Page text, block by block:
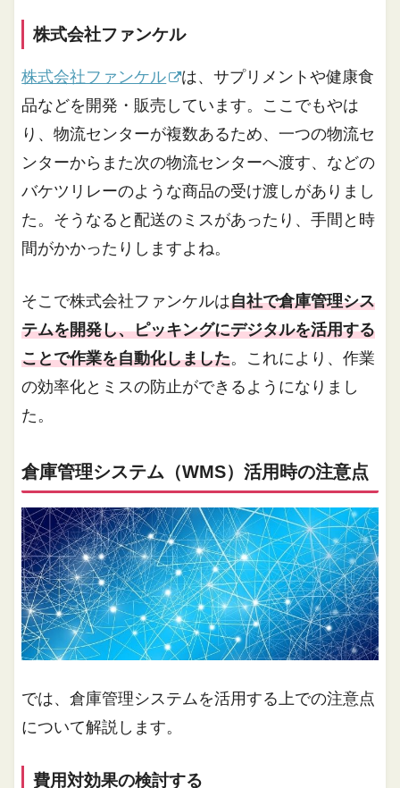
株式会社ファンケル
株式会社ファンケル
は、サプリメントや健康食
品などを開発・販売しています。ここでもやは
り、物流センターが複数あるため、一つの物流セ
ンターからまた次の物流センターへ渡す、などの
バケツリレーのような商品の受け渡しがありまし
た。そうなると配送のミスがあったり、手間と時
間がかかったりしますよね。
そこで株式会社ファンケルは自社で倉庫管理シス
テムを開発し、ピッキングにデジタルを活用する
ことで作業を自動化しました。これにより、作業
の効率化とミスの防止ができるようになりまし
た。
倉庫管理システム（WMS）活用時の注意点
では、倉庫管理システムを活用する上での注意点
について解説します。
費用対効果の検討する